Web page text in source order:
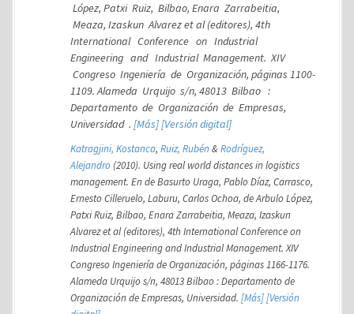
López, Patxi Ruiz, Bilbao, Enara Zarrabeitia,
Meaza, Izaskun Alvarez et al (editores), 4th
International Conference on Industrial
Engineering and Industrial Management. XIV
Congreso Ingeniería de Organización, páginas 1100-
1109. Alameda Urquijo s/n, 48013 Bilbao :
Departamento de Organización de Empresas,
Universidad . [Más][Versión digital]
Katragjini, Kostanca, Ruiz, Rubén &Rodríguez,
Alejandro (2010). Using real world distances in logistics
management. En de Basurto Uraga, Pablo Díaz, Carrasco,
Ernesto Cilleruelo, Laburu, Carlos Ochoa, de Arbulo López,
Patxi Ruiz, Bilbao, Enara Zarrabeitia, Meaza, Izaskun
Alvarez et al (editores), 4th International Conference on
Industrial Engineering and Industrial Management. XIV
Congreso Ingeniería de Organización, páginas 1166-1176.
Alameda Urquijo s/n, 48013 Bilbao : Departamento de
Organización de Empresas, Universidad. [Más][Versión